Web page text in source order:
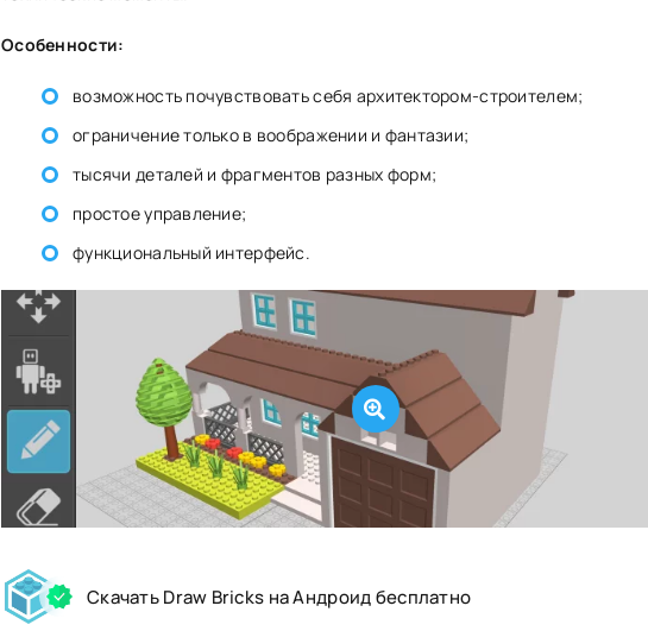
Особенности:
возможность почувствовать себя архитектором-строителем;
ограничение только в воображении и фантазии;
тысячи деталей и фрагментов разных форм;
простое управление;
функциональный интерфейс.
Скачать Draw Bricks на Андроид бесплатно